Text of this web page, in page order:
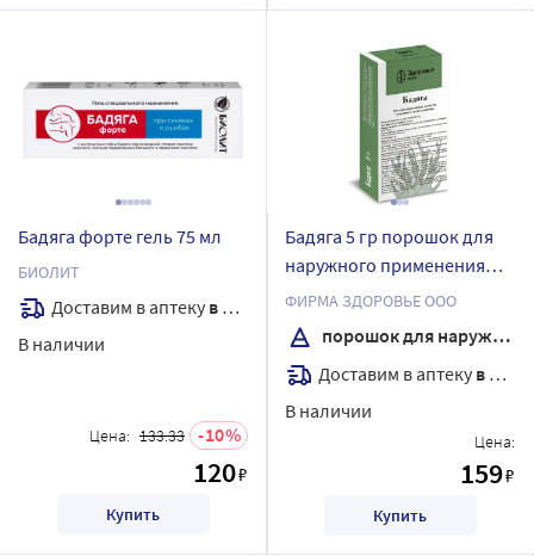
Бадяга форте гель 75 мл
БИОЛИТ
Доставим в аптеку в течение 7 дней
В наличии
Цена: 133.33 10
120₽
Купить
Бадяга 5 гр порошок для
наружного применения
пакет
ФИРМА ЗДОРОВЬЕ ООО
порошок для наружного применения
Доставим в аптеку в течение 7 дней
В наличии
Цена:
159₽
Купить